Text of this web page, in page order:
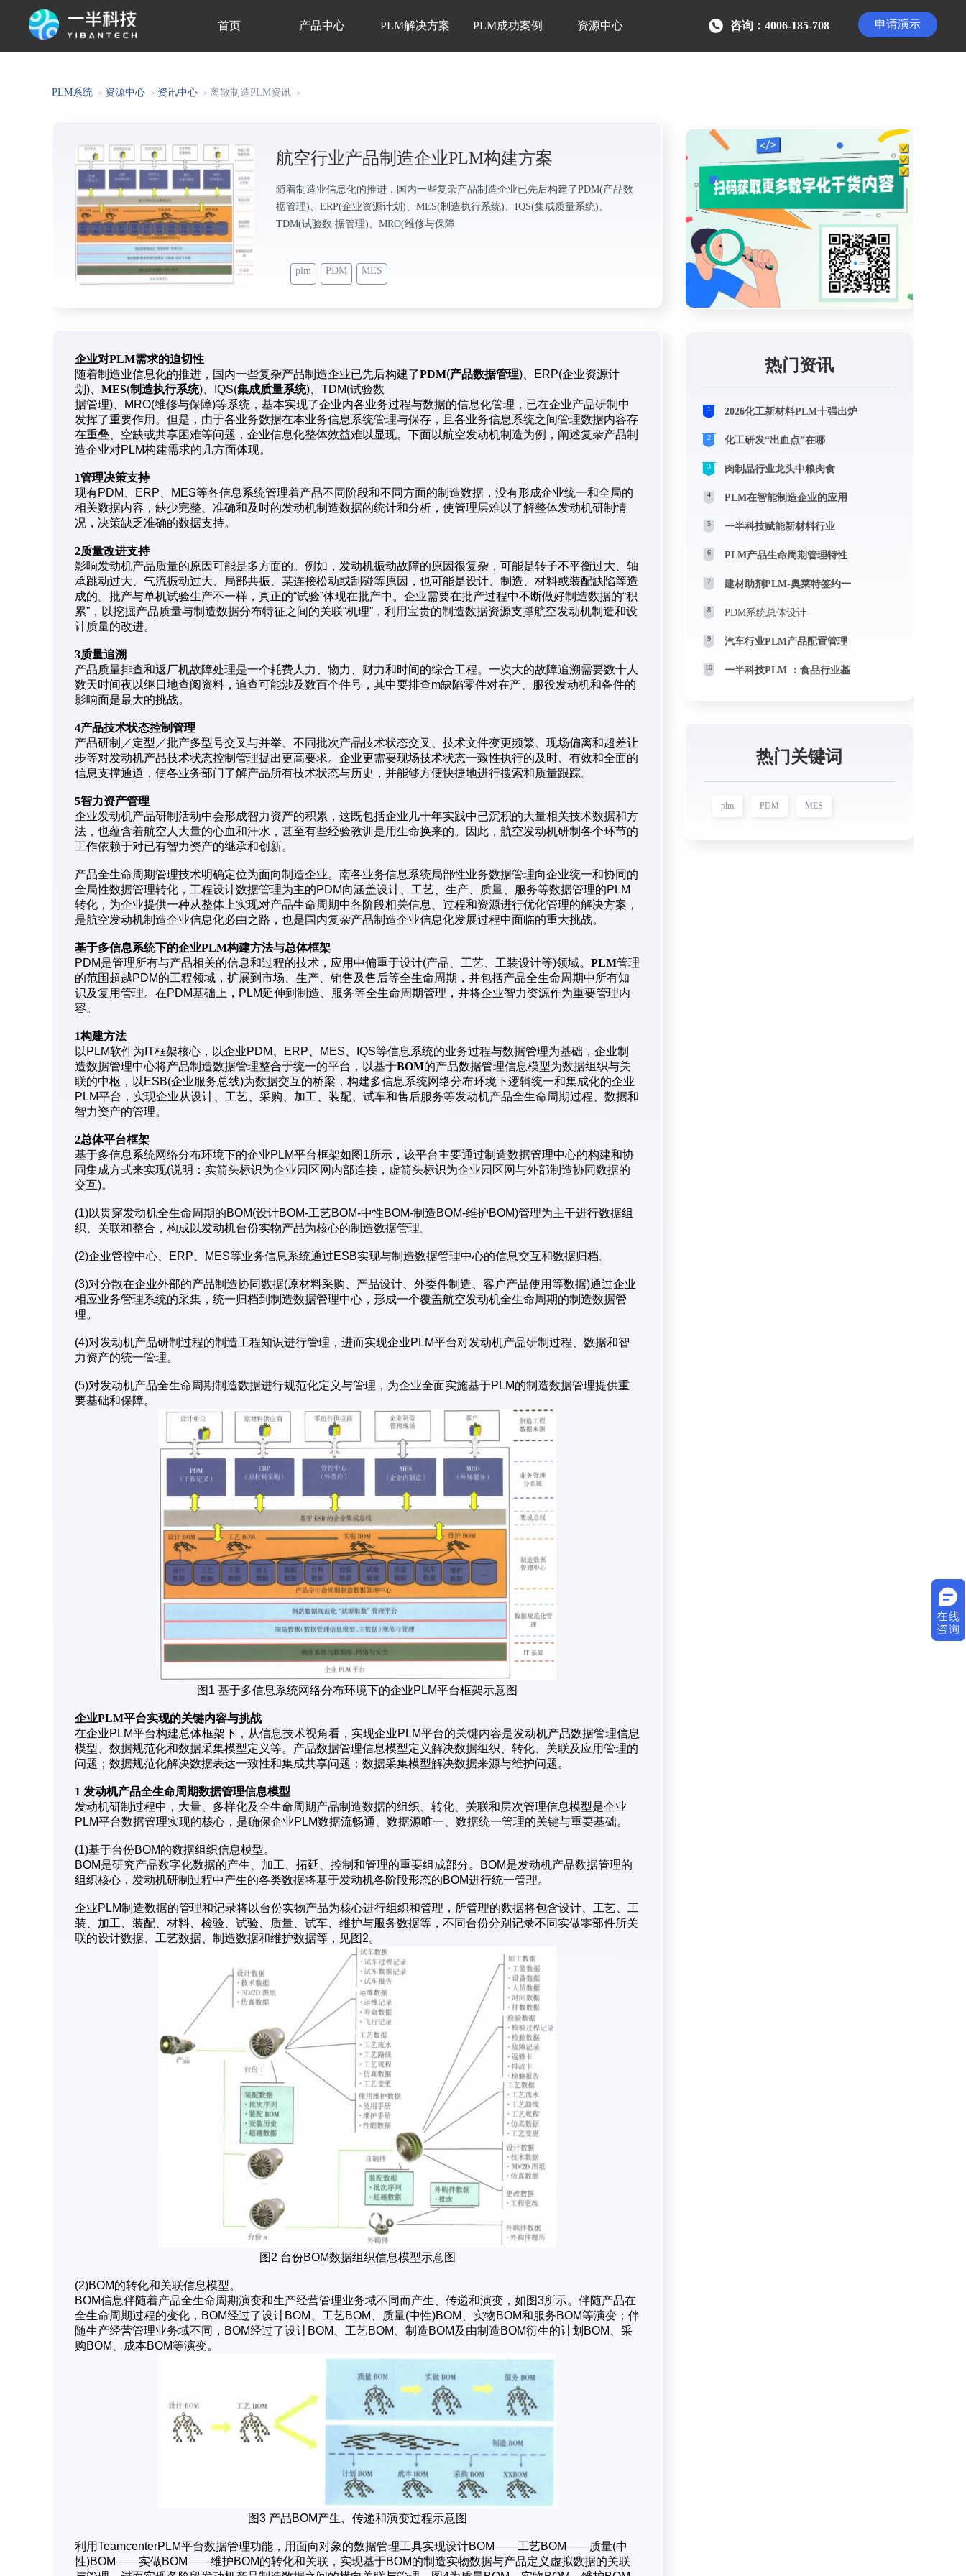
首页 产品中心 PLM解决方案 PLM成功案例 资源中心 申请演示
咨询：4006-185-708
PLM系统 > 资源中心 > 资讯中心 > 离散制造PLM资讯 >
航空行业产品制造企业PLM构建方案
随着制造业信息化的推进，国内一些复杂产品制造企业已先后构建了PDM(产品数
据管理)、ERP(企业资源计划)、MES(制造执行系统)、IQS(集成质量系统)、
TDM(试验数 据管理)、MRO(维修与保障
plm PDM MES
企业对PLM需求的迫切性
随着制造业信息化的推进，国内一些复杂产品制造企业已先后构建了PDM(产品数据管理)、ERP(企业资源计
划)、 MES(制造执行系统)、IQS(集成质量系统)、TDM(试验数
据管理)、MRO(维修与保障)等系统，基本实现了企业内各业务过程与数据的信息化管理，已在企业产品研制中
发挥了重要作用。但是，由于各业务数据在本业务信息系统管理与保存，且各业务信息系统之间管理数据内容存
在重叠、空缺或共享困难等问题，企业信息化整体效益难以显现。下面以航空发动机制造为例，阐述复杂产品制
造企业对PLM构建需求的几方面体现。
1管理决策支持
现有PDM、ERP、MES等各信息系统管理着产品不同阶段和不同方面的制造数据，没有形成企业统一和全局的
相关数据内容，缺少完整、准确和及时的发动机制造数据的统计和分析，使管理层难以了解整体发动机研制情
况，决策缺乏准确的数据支持。
2质量改进支持
影响发动机产品质量的原因可能是多方面的。例如，发动机振动故障的原因很复杂，可能是转子不平衡过大、轴
承跳动过大、气流振动过大、局部共振、某连接松动或刮碰等原因，也可能是设计、制造、材料或装配缺陷等造
成的。批产与单机试验生产不一样，真正的“试验”体现在批产中。企业需要在批产过程中不断做好制造数据的“积
累”，以挖掘产品质量与制造数据分布特征之间的关联“机理”，利用宝贵的制造数据资源支撑航空发动机制造和设
计质量的改进。
3质量追溯
产品质量排查和返厂机故障处理是一个耗费人力、物力、财力和时间的综合工程。一次大的故障追溯需要数十人
数天时间夜以继日地查阅资料，追查可能涉及数百个件号，其中要排查m缺陷零件对在产、服役发动机和备件的
影响面是最大的挑战。
4产品技术状态控制管理
产品研制／定型／批产多型号交叉与并举、不同批次产品技术状态交叉、技术文件变更频繁、现场偏离和超差让
步等对发动机产品技术状态控制管理提出更高要求。企业更需要现场技术状态一致性执行的及时、有效和全面的
信息支撑通道，使各业务部门了解产品所有技术状态与历史，并能够方便快捷地进行搜索和质量跟踪。
5智力资产管理
企业发动机产品研制活动中会形成智力资产的积累，这既包括企业几十年实践中已沉积的大量相关技术数据和方
法，也蕴含着航空人大量的心血和汗水，甚至有些经验教训是用生命换来的。因此，航空发动机研制各个环节的
工作依赖于对已有智力资产的继承和创新。
产品全生命周期管理技术明确定位为面向制造企业。南各业务信息系统局部性业务数据管理向企业统一和协同的
全局性数据管理转化，工程设计数据管理为主的PDM向涵盖设计、工艺、生产、质量、服务等数据管理的PLM
转化，为企业提供一种从整体上实现对产品生命周期中各阶段相关信息、过程和资源进行优化管理的解决方案，
是航空发动机制造企业信息化必由之路，也是国内复杂产品制造企业信息化发展过程中面临的重大挑战。
基于多信息系统下的企业PLM构建方法与总体框架
PDM是管理所有与产品相关的信息和过程的技术，应用中偏重于设计(产品、工艺、工装设计等)领域。 PLM管理
的范围超越PDM的工程领域，扩展到市场、生产、销售及售后等全生命周期，并包括产品全生命周期中所有知
识及复用管理。在PDM基础上，PLM延伸到制造、服务等全生命周期管理，并将企业智力资源作为重要管理内
容。
1构建方法
以PLM软件为IT框架核心，以企业PDM、ERP、MES、IQS等信息系统的业务过程与数据管理为基础，企业制
造数据管理中心将产品制造数据管理整合于统一的平台，以基于BOM的产品数据管理信息模型为数据组织与关
联的中枢，以ESB(企业服务总线)为数据交互的桥梁，构建多信息系统网络分布环境下逻辑统一和集成化的企业
PLM平台，实现企业从设计、工艺、采购、加工、装配、试车和售后服务等发动机产品全生命周期过程、数据和
智力资产的管理。
2总体平台框架
基于多信息系统网络分布环境下的企业PLM平台框架如图1所示，该平台主要通过制造数据管理中心的构建和协
同集成方式来实现(说明：实箭头标识为企业园区网内部连接，虚箭头标识为企业园区网与外部制造协同数据的
交互)。
(1)以贯穿发动机全生命周期的BOM(设计BOM-工艺BOM-中性BOM-制造BOM-维护BOM)管理为主干进行数据组
织、关联和整合，构成以发动机台份实物产品为核心的制造数据管理。
(2)企业管控中心、ERP、MES等业务信息系统通过ESB实现与制造数据管理中心的信息交互和数据归档。
(3)对分散在企业外部的产品制造协同数据(原材料采购、产品设计、外委件制造、客户产品使用等数据)通过企业
相应业务管理系统的采集，统一归档到制造数据管理中心，形成一个覆盖航空发动机全生命周期的制造数据管
理。
(4)对发动机产品研制过程的制造工程知识进行管理，进而实现企业PLM平台对发动机产品研制过程、数据和智
力资产的统一管理。
(5)对发动机产品全生命周期制造数据进行规范化定义与管理，为企业全面实施基于PLM的制造数据管理提供重
要基础和保障。
图1 基于多信息系统网络分布环境下的企业PLM平台框架示意图
企业PLM平台实现的关键内容与挑战
在企业PLM平台构建总体框架下，从信息技术视角看，实现企业PLM平台的关键内容是发动机产品数据管理信息
模型、数据规范化和数据采集模型定义等。产品数据管理信息模型定义解决数据组织、转化、关联及应用管理的
问题；数据规范化解决数据表达一致性和集成共享问题；数据采集模型解决数据来源与维护问题。
1 发动机产品全生命周期数据管理信息模型
发动机研制过程中，大量、多样化及全生命周期产品制造数据的组织、转化、关联和层次管理信息模型是企业
PLM平台数据管理实现的核心，是确保企业PLM数据流畅通、数据源唯一、数据统一管理的关键与重要基础。
(1)基于台份BOM的数据组织信息模型。
BOM是研究产品数字化数据的产生、加工、拓延、控制和管理的重要组成部分。BOM是发动机产品数据管理的
组织核心，发动机研制过程中产生的各类数据将基于发动机各阶段形态的BOM进行统一管理。
企业PLM制造数据的管理和记录将以台份实物产品为核心进行组织和管理，所管理的数据将包含设计、工艺、工
装、加工、装配、材料、检验、试验、质量、试车、维护与服务数据等，不同台份分别记录不同实做零部件所关
联的设计数据、工艺数据、制造数据和维护数据等，见图2。
图2 台份BOM数据组织信息模型示意图
(2)BOM的转化和关联信息模型。
BOM信息伴随着产品全生命周期演变和生产经营管理业务域不同而产生、传递和演变，如图3所示。伴随产品在
全生命周期过程的变化，BOM经过了设计BOM、工艺BOM、质量(中性)BOM、实物BOM和服务BOM等演变；伴
随生产经营管理业务域不同，BOM经过了设计BOM、工艺BOM、制造BOM及由制造BOM衍生的计划BOM、采
购BOM、成本BOM等演变。
图3 产品BOM产生、传递和演变过程示意图
利用TeamcenterPLM平台数据管理功能，用面向对象的数据管理工具实现设计BOM——工艺BOM——质量(中
性)BOM——实做BOM——维护BOM的转化和关联，实现基于BOM的制造实物数据与产品定义虚拟数据的关联
热门资讯
1 2026化工新材料PLM十强出炉
2 化工研发“出血点”在哪
3 肉制品行业龙头中粮肉食
4 PLM在智能制造企业的应用
5 一半科技赋能新材料行业
6 PLM产品生命周期管理特性
7 建材助剂PLM-奥莱特签约一
8 PDM系统总体设计
9 汽车行业PLM产品配置管理
10 一半科技PLM ：食品行业基
热门关键词
plm PDM MES